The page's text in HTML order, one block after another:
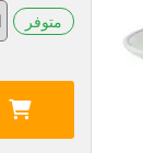
متوفر